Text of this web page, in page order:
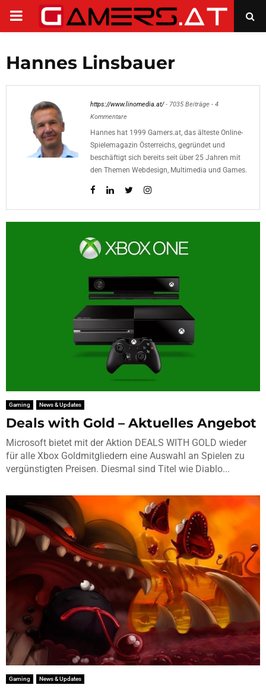
PRIMARY
Hannes Linsbauer
https://www.linomedia.at/- 7035 Beiträge - 4
Kommentare
Hannes hat 1999 Gamers.at, das älteste Online-
Spielemagazin Österreichs, gegründet und
beschäftigt sich bereits seit über 25 Jahren mit
den Themen Webdesign, Multimedia und Games.
Gaming News & Updates
Deals with Gold – Aktuelles Angebot
Microsoft bietet mit der Aktion DEALS WITH GOLD wieder
für alle Xbox Goldmitgliedern eine Auswahl an Spielen zu
vergünstigten Preisen. Diesmal sind Titel wie Diablo...
Gaming News & Updates